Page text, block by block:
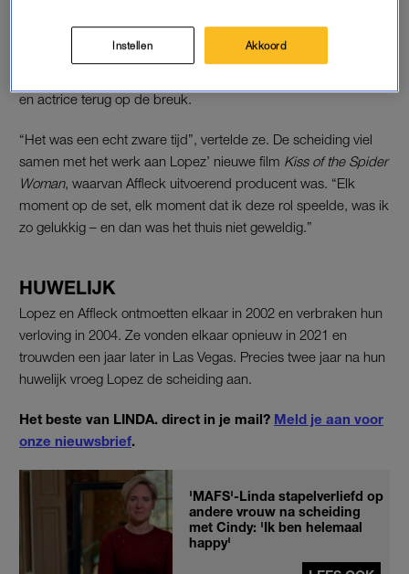
noemde de periode rondom haar scheiding het “beste” wat
haar is overkomen, omdat ze erdoor gegroeid is. In een
en actrice terug op de breuk.
“Het was een echt zware tijd”, vertelde ze. De scheiding viel
samen met het werk aan Lopez’ nieuwe film Kiss of the Spider
Woman, waarvan Affleck uitvoerend producent was. “Elk
moment op de set, elk moment dat ik deze rol speelde, was ik
zo gelukkig – en dan was het thuis niet geweldig.”
HUWELIJK
Lopez en Affleck ontmoetten elkaar in 2002 en verbraken hun
verloving in 2004. Ze vonden elkaar opnieuw in 2021 en
trouwden een jaar later in Las Vegas. Precies twee jaar na hun
huwelijk vroeg Lopez de scheiding aan.
Het beste van LINDA. direct in je mail? Meld je aan voor
onze nieuwsbrief.
'MAFS'-Linda stapelverliefd op
andere vrouw na scheiding
met Cindy: 'Ik ben helemaal
happy'
Instellen Akkoord